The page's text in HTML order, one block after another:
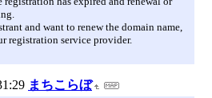
and want to renew the domain name,
registration service provider.
まちこらぼ